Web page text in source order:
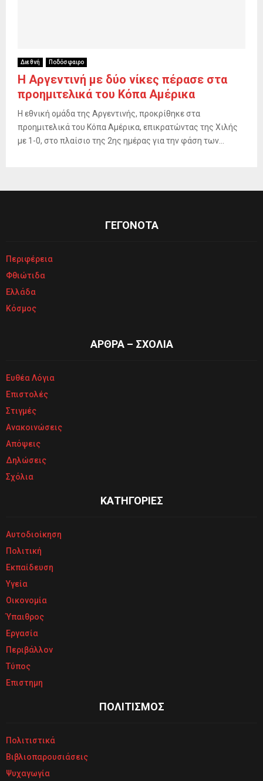
Διεθνή Ποδόσφαιρο
H Αργεντινή με δύο νίκες πέρασε στα
προημιτελικά του Κόπα Αμέρικα
Η εθνική ομάδα της Αργεντινής, προκρίθηκε στα
προημιτελικά του Κόπα Αμέρικα, επικρατώντας της Χιλής
με 1-0, στο πλαίσιο της 2ης ημέρας για την φάση των...
ΓΕΓΟΝΟΤΑ
Περιφέρεια
Φθιώτιδα
Ελλάδα
Κόσμος
ΑΡΘΡΑ – ΣΧΟΛΙΑ
Ευθέα Λόγια
Επιστολές
Στιγμές
Ανακοινώσεις
Απόψεις
Δηλώσεις
Σχόλια
ΚΑΤΗΓΟΡΙΕΣ
Αυτοδιοίκηση
Πολιτική
Εκπαίδευση
Υγεία
Οικονομία
Ύπαιθρος
Εργασία
Περιβάλλον
Τύπος
Επιστημη
ΠΟΛΙΤΙΣΜΟΣ
Πολιτιστικά
Βιβλιοπαρουσιάσεις
Ψυχαγωγία